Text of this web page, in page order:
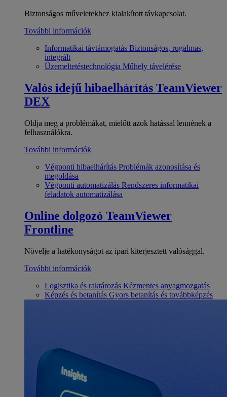
Biztonságos műveletekhez kialakított távkapcsolat.
További információk
Informatikai távtámogatás Biztonságos, rugalmas,
integrált
Üzemeltetéstechnológia Műhely távelérése
Valós idejű hibaelhárítás TeamViewer
DEX
Oldja meg a problémákat, mielőtt azok hatással lennének a
felhasználókra.
További információk
Végponti hibaelhárítás Problémák azonosítása és
megoldása
Végponti automatizálás Rendszeres informatikai
feladatok automatizálása
Online dolgozó TeamViewer
Frontline
Növelje a hatékonyságot az ipari kiterjesztett valósággal.
További információk
Logisztika és raktározás Kézmentes anyagmozgatás
Képzés és betanítás Gyors betanítás és továbbképzés